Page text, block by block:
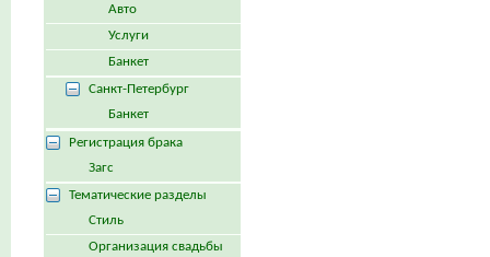
Авто
Услуги
Банкет
Санкт-Петербург
Банкет
Регистрация брака
Загс
Тематические разделы
Стиль
Организация свадьбы